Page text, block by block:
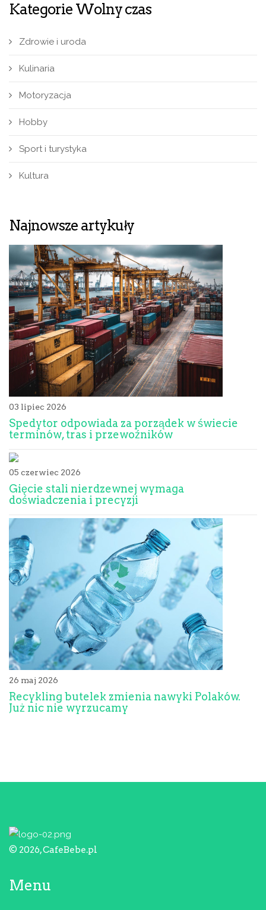
Kategorie Wolny czas
Zdrowie i uroda
Kulinaria
Motoryzacja
Hobby
Sport i turystyka
Kultura
Najnowsze artykuły
03 lipiec 2026
Spedytor odpowiada za porządek w świecie
terminów, tras i przewoźników
05 czerwiec 2026
Gięcie stali nierdzewnej wymaga
doświadczenia i precyzji
26 maj 2026
Recykling butelek zmienia nawyki Polaków.
Już nic nie wyrzucamy
© 2026, CafeBebe.pl
Menu